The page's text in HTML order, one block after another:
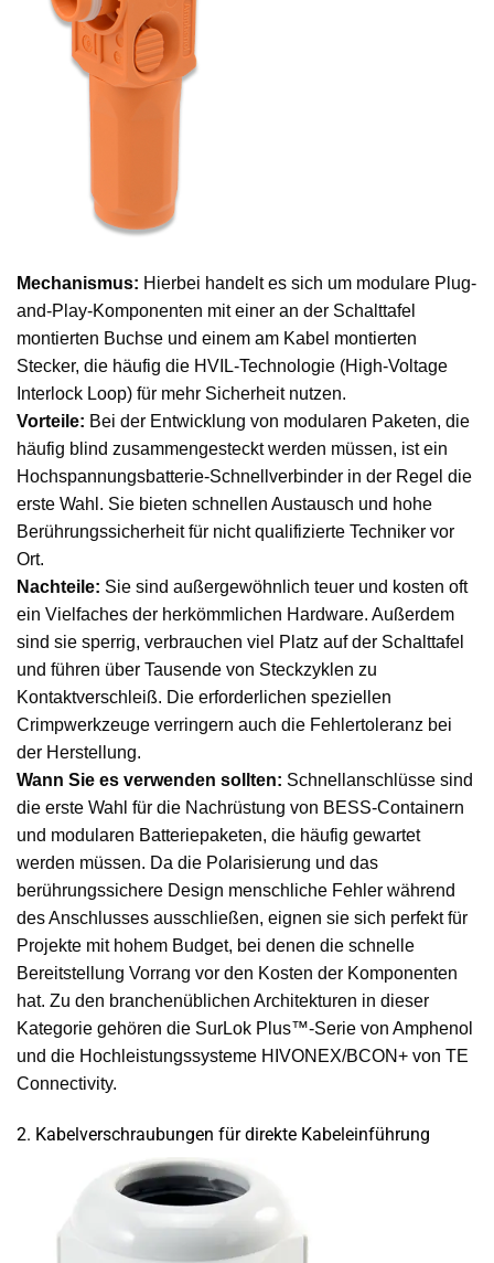
Mechanismus: Hierbei handelt es sich um modulare Plug-
and-Play-Komponenten mit einer an der Schalttafel
montierten Buchse und einem am Kabel montierten
Stecker, die häufig die HVIL-Technologie (High-Voltage
Interlock Loop) für mehr Sicherheit nutzen.
Vorteile: Bei der Entwicklung von modularen Paketen, die
häufig blind zusammengesteckt werden müssen, ist ein
Hochspannungsbatterie-Schnellverbinder in der Regel die
erste Wahl. Sie bieten schnellen Austausch und hohe
Berührungssicherheit für nicht qualifizierte Techniker vor
Ort.
Nachteile: Sie sind außergewöhnlich teuer und kosten oft
ein Vielfaches der herkömmlichen Hardware. Außerdem
sind sie sperrig, verbrauchen viel Platz auf der Schalttafel
und führen über Tausende von Steckzyklen zu
Kontaktverschleiß. Die erforderlichen speziellen
Crimpwerkzeuge verringern auch die Fehlertoleranz bei
der Herstellung.
Wann Sie es verwenden sollten: Schnellanschlüsse sind
die erste Wahl für die Nachrüstung von BESS-Containern
und modularen Batteriepaketen, die häufig gewartet
werden müssen. Da die Polarisierung und das
berührungssichere Design menschliche Fehler während
des Anschlusses ausschließen, eignen sie sich perfekt für
Projekte mit hohem Budget, bei denen die schnelle
Bereitstellung Vorrang vor den Kosten der Komponenten
hat. Zu den branchenüblichen Architekturen in dieser
Kategorie gehören die SurLok Plus™-Serie von Amphenol
und die Hochleistungssysteme HIVONEX/BCON+ von TE
Connectivity.
2. Kabelverschraubungen für direkte Kabeleinführung